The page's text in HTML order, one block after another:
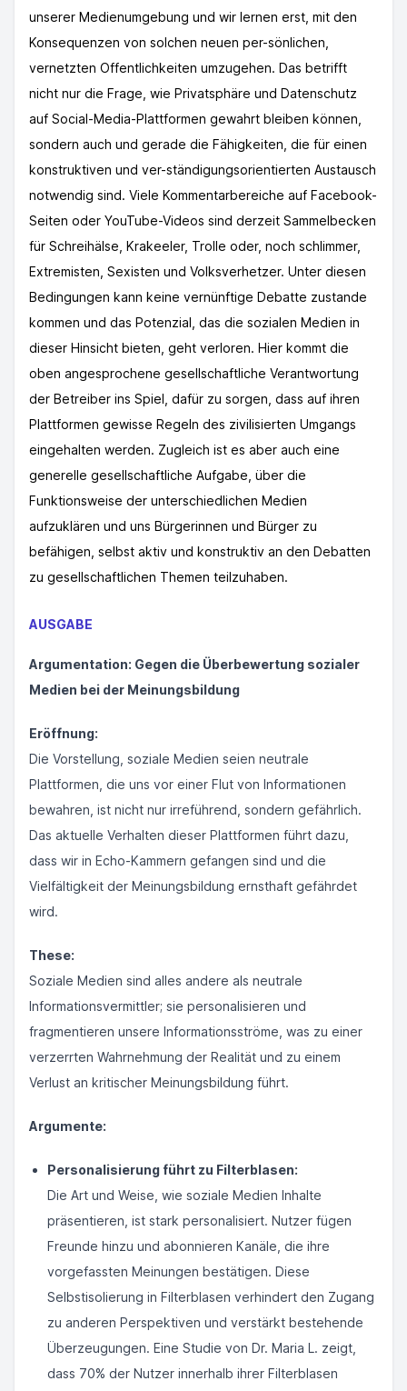
unserer Medienumgebung und wir lernen erst, mit den
Konsequenzen von solchen neuen per-sönlichen,
vernetzten Offentlichkeiten umzugehen. Das betrifft
nicht nur die Frage, wie Privatsphäre und Datenschutz
auf Social-Media-Plattformen gewahrt bleiben können,
sondern auch und gerade die Fähigkeiten, die für einen
konstruktiven und ver-ständigungsorientierten Austausch
notwendig sind. Viele Kommentarbereiche auf Facebook-
Seiten oder YouTube-Videos sind derzeit Sammelbecken
für Schreihälse, Krakeeler, Trolle oder, noch schlimmer,
Extremisten, Sexisten und Volksverhetzer. Unter diesen
Bedingungen kann keine vernünftige Debatte zustande
kommen und das Potenzial, das die sozialen Medien in
dieser Hinsicht bieten, geht verloren. Hier kommt die
oben angesprochene gesellschaftliche Verantwortung
der Betreiber ins Spiel, dafür zu sorgen, dass auf ihren
Plattformen gewisse Regeln des zivilisierten Umgangs
eingehalten werden. Zugleich ist es aber auch eine
generelle gesellschaftliche Aufgabe, über die
Funktionsweise der unterschiedlichen Medien
aufzuklären und uns Bürgerinnen und Bürger zu
befähigen, selbst aktiv und konstruktiv an den Debatten
zu gesellschaftlichen Themen teilzuhaben.
AUSGABE
Argumentation: Gegen die Überbewertung sozialer
Medien bei der Meinungsbildung
Eröffnung:
Die Vorstellung, soziale Medien seien neutrale
Plattformen, die uns vor einer Flut von Informationen
bewahren, ist nicht nur irreführend, sondern gefährlich.
Das aktuelle Verhalten dieser Plattformen führt dazu,
dass wir in Echo-Kammern gefangen sind und die
Vielfältigkeit der Meinungsbildung ernsthaft gefährdet
wird.
These:
Soziale Medien sind alles andere als neutrale
Informationsvermittler; sie personalisieren und
fragmentieren unsere Informationsströme, was zu einer
verzerrten Wahrnehmung der Realität und zu einem
Verlust an kritischer Meinungsbildung führt.
Argumente:
Personalisierung führt zu Filterblasen:
Die Art und Weise, wie soziale Medien Inhalte
präsentieren, ist stark personalisiert. Nutzer fügen
Freunde hinzu und abonnieren Kanäle, die ihre
vorgefassten Meinungen bestätigen. Diese
Selbstisolierung in Filterblasen verhindert den Zugang
zu anderen Perspektiven und verstärkt bestehende
Überzeugungen. Eine Studie von Dr. Maria L. zeigt,
dass 70% der Nutzer innerhalb ihrer Filterblasen